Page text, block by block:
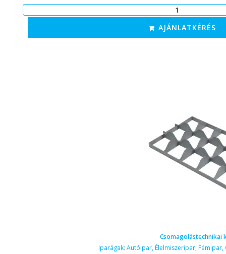
AJÁNLATKÉRÉS
Csomagolástechnikai
Iparágak: Autóipar,Élelmiszeripar,Fémipar,